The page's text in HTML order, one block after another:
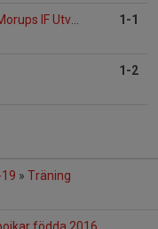
IF Utv-lag 1-1
1-2
» Träning
födda 2016